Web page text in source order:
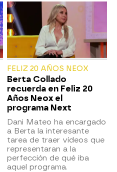
FELIZ 20 AÑOS NEOX
Berta Collado
recuerda en Feliz 20
Años Neox el
programa Next
Dani Mateo ha encargado
a Berta la interesante
tarea de traer vídeos que
representaran a la
perfección de qué iba
aquel programa.